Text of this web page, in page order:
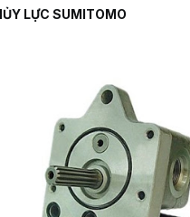
LỰC SUMITOMO